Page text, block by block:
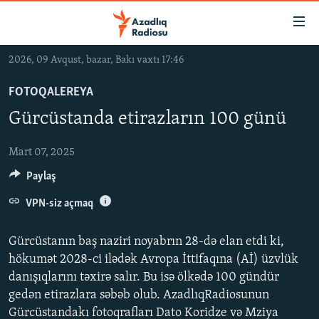
Əsas
qayıt
Əsas
naviqasiyaya
qayıt
keç
#İZAHLA
KORRUPSIOMETR
#ƏSLINDƏ
FƏRQƏ BAX
QANUNI DOĞRU
MULTIMEDIA
VIDEO
FOTOQALEREYA
RADIO ARXIV
OXU ZALI
HAQQIMIZDA
2026, 09 Avqust, bazar, Bakı vaxtı 17:46
FOTOQALEREYA
Gürcüstanda etirazların 100 günü
Mart 07, 2025
Gürcüstanın baş naziri noyabrın 28-də elan etdi ki,
hökumət 2028-ci ilədək Avropa İttifaqına (Aİ) üzvlük
danışıqlarını təxirə salır. Bu isə ölkədə 100 gündür
gedən etirazlara səbəb olub. AzadlıqRadiosunun
Gürcüstandakı fotoqrafları Dato Koridze və Mziya
Paylaş
VPN-siz açmaq